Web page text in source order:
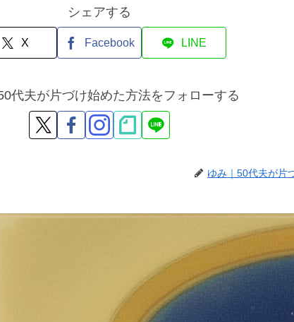
シェアする
X Facebook LINE
代夫が片づけ始めた方法をフォローする
ゆみ｜50代夫が片